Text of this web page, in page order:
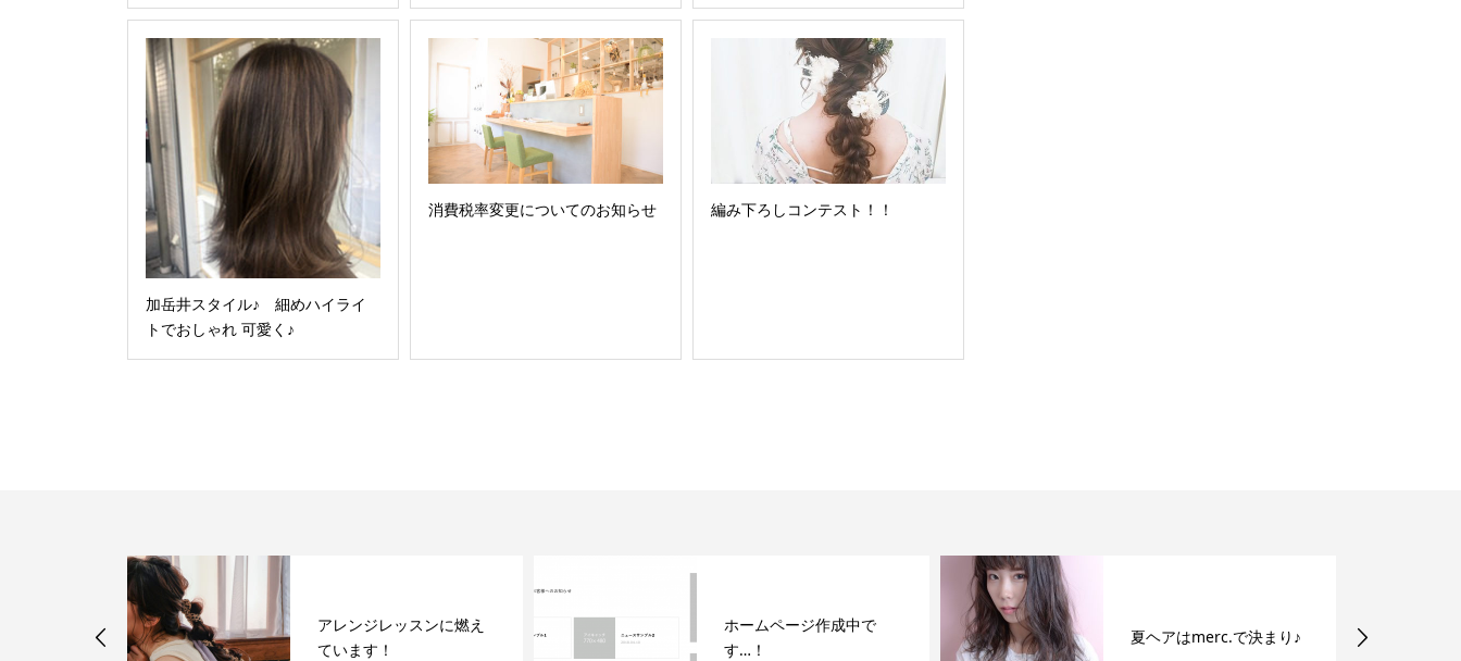
加岳井スタイル♪ 細めハイライ
トでおしゃれ 可愛く♪
消費税率変更についてのお知らせ 編み下ろしコンテスト！！
アレンジレッスンに燃え
ています！
ホームページ作成中で
す…！
夏ヘアはmerc.で決まり♪